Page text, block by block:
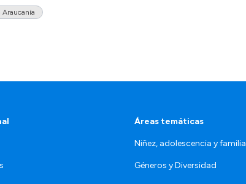
Araucanía
Áreas temáticas
Niñez, adolescencia y familia
Géneros y Diversidad